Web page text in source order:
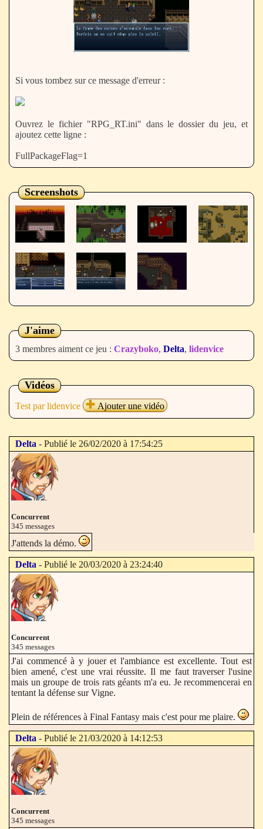
Si vous tombez sur ce message d'erreur :
Ouvrez le fichier "RPG_RT.ini" dans le dossier du jeu, et
ajoutez cette ligne :
FullPackageFlag=1
Screenshots
J'aime
3 membres aiment ce jeu : Crazyboko, Delta, lidenvice
Vidéos
Test par lidenvice Ajouter une vidéo
Delta - Publié le 26/02/2020 à 17:54:25
Concurrent
345 messages
J'attends la démo.
Delta - Publié le 20/03/2020 à 23:24:40
Concurrent
345 messages
J'ai commencé à y jouer et l'ambiance est excellente. Tout est
bien amené, c'est une vrai réussite. Il me faut traverser l'usine
mais un groupe de trois rats géants m'a eu. Je recommencerai en
tentant la défense sur Vigne.
Plein de références à Final Fantasy mais c'est pour me plaire.
Delta - Publié le 21/03/2020 à 14:12:53
Concurrent
345 messages